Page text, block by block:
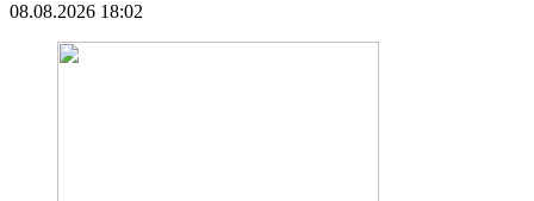
08.08.2026 18:02